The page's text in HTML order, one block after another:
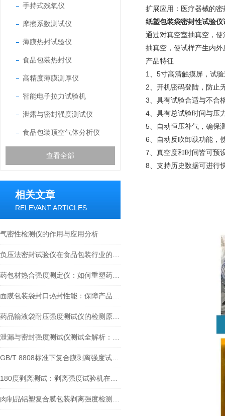
手持式残氧仪
摩擦系数测试仪
薄膜热封试验仪
食品包装热封仪
高精度薄膜测厚仪
智能电子拉力试验机
泄露与密封强度测试仪
食品包装顶空气体分析仪
查看全部
相关文章
RELEVANT ARTICLES
气密性检测仪的作用与应用分析
扩展应用：医疗器械的
纸塑包装袋密封性试验仪
通过对真空室抽真空，
抽真空，使试样产生内
产品特征
1、5寸高清触摸屏，试
2、开机密码登陆，防止
3、具有试验合适与不合
4、具有总试验时间与压
5、自动恒压补气，确保
6、自动反吹卸载功能，
7、真空度和时间皆可预
8、支持历史数据可进行